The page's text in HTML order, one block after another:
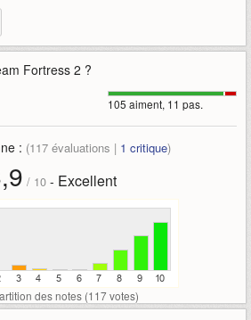
des dégats de zone. Le talent
respawn mal configuré
modifié le 03/01/2010 20:39
Fortress 2 ?
105 aiment, 11 pas.
: (117 évaluations | 1 critique)
/ 10- Excellent
des notes (117votes)